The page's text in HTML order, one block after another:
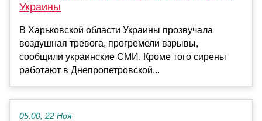
Украины
В Харьковской области Украины прозвучала
воздушная тревога, прогремели взрывы,
сообщили украинские СМИ. Кроме того сирены
работают в Днепропетровской...
05:00, 22 Ноя